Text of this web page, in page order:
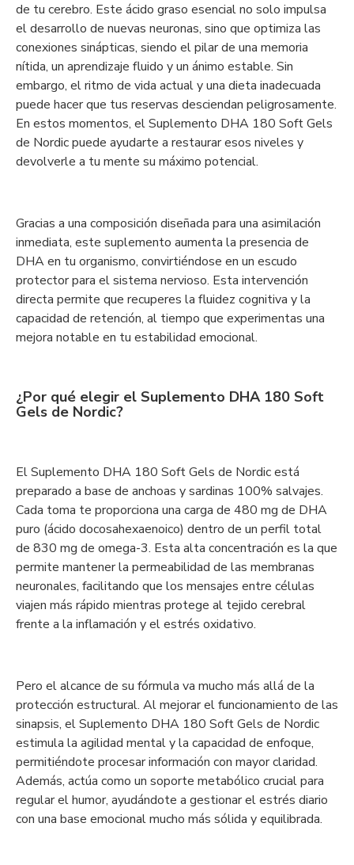
de tu cerebro. Este ácido graso esencial no solo impulsa
el desarrollo de nuevas neuronas, sino que optimiza las
conexiones sinápticas, siendo el pilar de una memoria
nítida, un aprendizaje fluido y un ánimo estable. Sin
embargo, el ritmo de vida actual y una dieta inadecuada
puede hacer que tus reservas desciendan peligrosamente.
En estos momentos, el Suplemento DHA 180 Soft Gels
de Nordic puede ayudarte a restaurar esos niveles y
devolverle a tu mente su máximo potencial.
Gracias a una composición diseñada para una asimilación
inmediata, este suplemento aumenta la presencia de
DHA en tu organismo, convirtiéndose en un escudo
protector para el sistema nervioso. Esta intervención
directa permite que recuperes la fluidez cognitiva y la
capacidad de retención, al tiempo que experimentas una
mejora notable en tu estabilidad emocional.
¿Por qué elegir el Suplemento DHA 180 Soft
Gels de Nordic?
El Suplemento DHA 180 Soft Gels de Nordic está
preparado a base de anchoas y sardinas 100% salvajes.
Cada toma te proporciona una carga de 480 mg de DHA
puro (ácido docosahexaenoico) dentro de un perfil total
de 830 mg de omega-3. Esta alta concentración es la que
permite mantener la permeabilidad de las membranas
neuronales, facilitando que los mensajes entre células
viajen más rápido mientras protege al tejido cerebral
frente a la inflamación y el estrés oxidativo.
Pero el alcance de su fórmula va mucho más allá de la
protección estructural. Al mejorar el funcionamiento de las
sinapsis, el Suplemento DHA 180 Soft Gels de Nordic
estimula la agilidad mental y la capacidad de enfoque,
permitiéndote procesar información con mayor claridad.
Además, actúa como un soporte metabólico crucial para
regular el humor, ayudándote a gestionar el estrés diario
con una base emocional mucho más sólida y equilibrada.